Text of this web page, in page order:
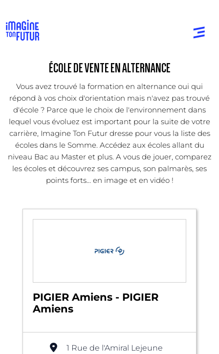
ÉCOLE DE VENTE EN ALTERNANCE
Vous avez trouvé la formation en alternance oui qui
répond à vos choix d'orientation mais n'avez pas trouvé
d'école ? Parce que le choix de l'environnement dans
lequel vous évoluez est important pour la suite de votre
carrière, Imagine Ton Futur dresse pour vous la liste des
écoles dans le Somme. Accédez aux écoles allant du
niveau Bac au Master et plus. A vous de jouer, comparez
les écoles et découvrez ses campus, son palmarès, ses
points forts... en image et en vidéo !
PIGIER Amiens - PIGIER
Amiens
1 Rue de l'Amiral Lejeune